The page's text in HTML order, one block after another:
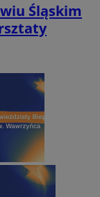
Śląskim